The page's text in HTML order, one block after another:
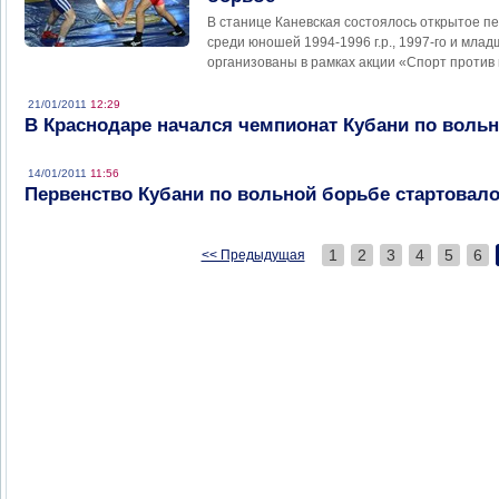
В станице Каневская состоялось открытое
среди юношей 1994-1996 г.р., 1997-го и
организованы в рамках акции «Спорт против
21/01/2011 12:29
В Краснодаре начался чемпионат Кубани по
14/01/2011 11:56
Первенство Кубани по вольной борьбе
<< Предыдущая 1 2 3 4 5 6